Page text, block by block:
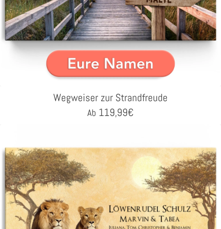
Wegweiser zur Strandfreude
Ab 119,99€